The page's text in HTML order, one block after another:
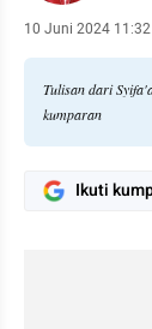
10 Juni 2024
Tulisan dari
kumparan
Ikuti